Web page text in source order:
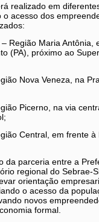
realizado em
o acesso dos
Região Maria Antônia,
(PA), próximo ao
Nova Veneza, na
Picerno, na via
Central, em frente à
da parceria entre a
regional do Sebrae-
orientação
o acesso da
novos
formal.